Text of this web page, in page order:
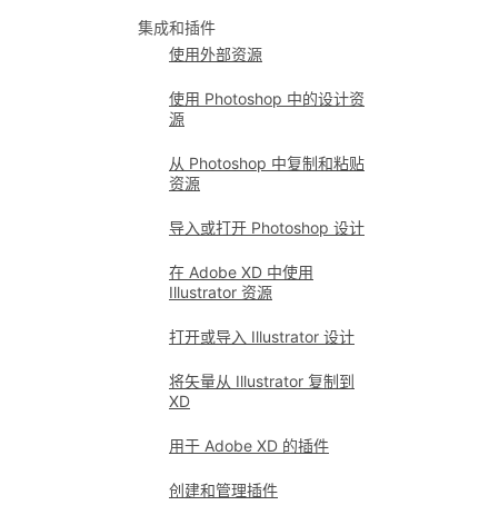
集成和插件
使用外部资源
使用 Photoshop 中的设计资
源
从 Photoshop 中复制和粘贴
资源
导入或打开 Photoshop 设计
在 Adobe XD 中使用
Illustrator 资源
打开或导入 Illustrator 设计
将矢量从 Illustrator 复制到
XD
用于 Adobe XD 的插件
创建和管理插件